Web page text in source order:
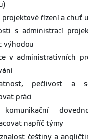
projektové řízení a chuť
s administrací
výhodou
v administrativních
pečlivost a
práci
komunikační
napříč týmy
češtiny a